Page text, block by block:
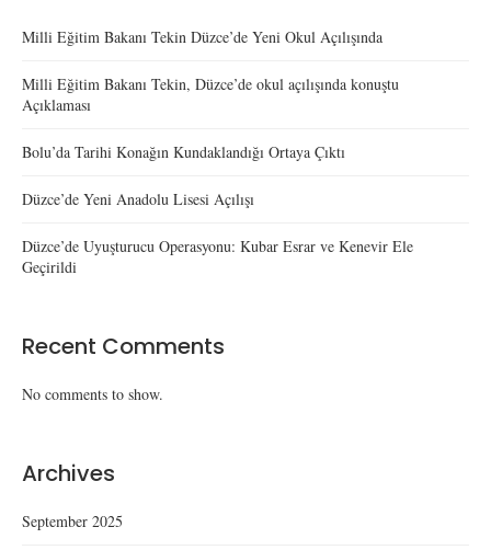
Milli Eğitim Bakanı Tekin Düzce’de Yeni Okul Açılışında
Milli Eğitim Bakanı Tekin, Düzce’de okul açılışında konuştu
Açıklaması
Bolu’da Tarihi Konağın Kundaklandığı Ortaya Çıktı
Düzce’de Yeni Anadolu Lisesi Açılışı
Düzce’de Uyuşturucu Operasyonu: Kubar Esrar ve Kenevir Ele
Geçirildi
Recent Comments
No comments to show.
Archives
September 2025